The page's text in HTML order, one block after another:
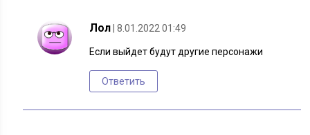
Лол | 8.01.2022 01:49
Если выйдет будут другие персонажи
Ответить